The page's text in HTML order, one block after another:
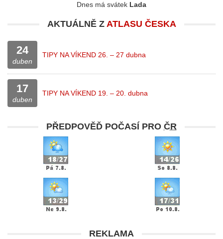
Dnes má svátek Lada
AKTUÁLNĚ Z ATLASU ČESKA
24
duben
TIPY NA VÍKEND 26. – 27 dubna
17
duben
TIPY NA VÍKEND 19. – 20. dubna
PŘEDPOVĚĎ POČASÍ PRO ČR
REKLAMA